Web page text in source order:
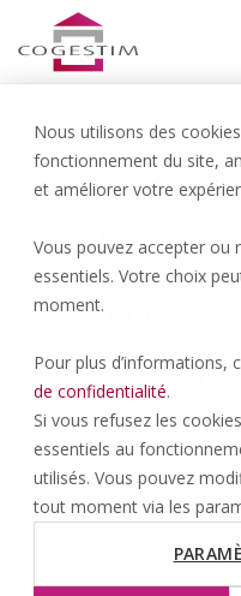
Nous utilisons des
fonctionnement du site,
et améliorer votre
Vous pouvez accepter ou
essentiels. Votre choix
moment.
Pour plus d’informations,
de confidentialité.
Si vous refusez les
essentiels au
utilisés. Vous pouvez
tout moment via les
Magnifique
balcons,
dégagée
125.8 M2 4.5 P 1